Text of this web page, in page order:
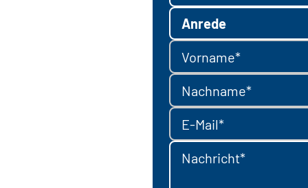
Anrede
Vorname*
Nachname*
E-Mail*
Nachricht*